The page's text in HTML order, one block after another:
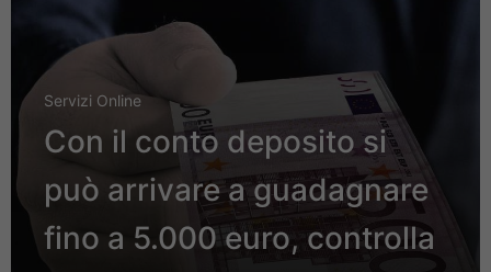
Servizi Online
Con il conto deposito si
può arrivare a guadagnare
fino a 5.000 euro, controlla